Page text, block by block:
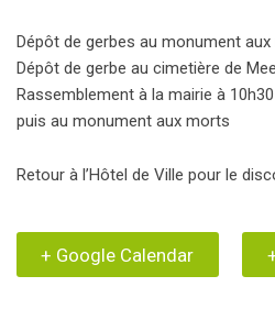
Dépôt de gerbes au monument
Dépôt de gerbe au cimetière de
Rassemblement à la mairie à
puis au monument aux morts
Retour à l’Hôtel de Ville pour le
+ Google Calendar